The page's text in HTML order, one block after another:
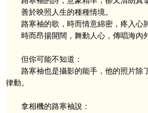
善於映照人生的種種情境。
路寒袖的歌，時而情意綿密，疼入心
時而昂揚開闊，舞動人心，傳唱海內外
但你可能不知道：
路寒袖也是攝影的能手，他的照片除了
律動。
拿相機的路寒袖說：